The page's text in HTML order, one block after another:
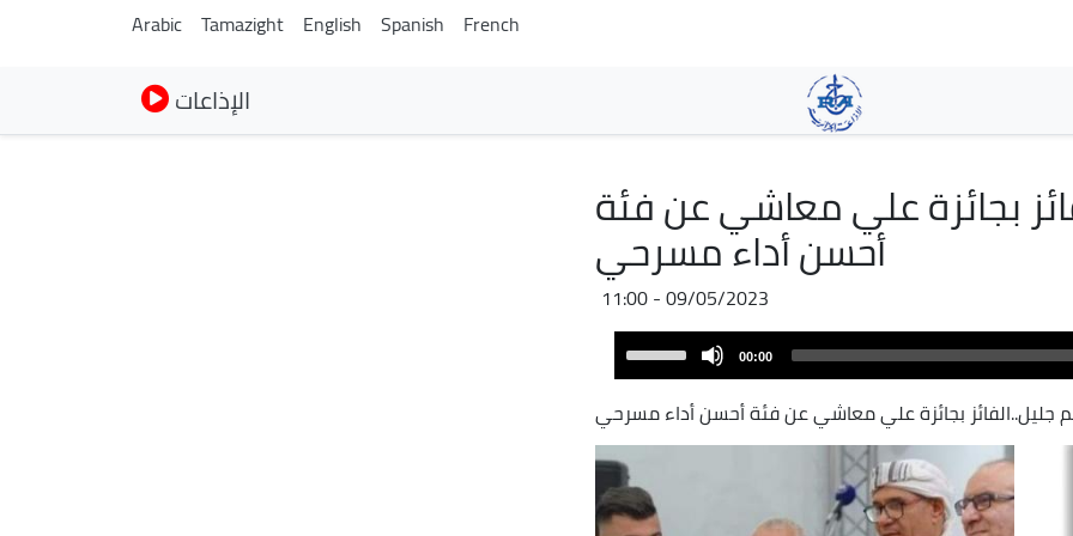
main
content
Arabic Tamazight English Spanish French
الإذاعات
بجائزة علي معاشي عن فئة
أحسن أداء مسرحي
09/05/2023 - 11:00
Player
00:00
keys
to
increase
or
جليل..الفائز بجائزة علي معاشي عن فئة أحسن أداء مسرحي